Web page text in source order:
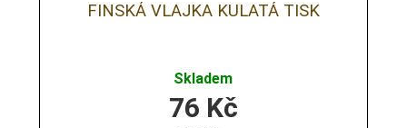
FINSKÁ VLAJKA KULATÁ TISK
Skladem
76 Kč